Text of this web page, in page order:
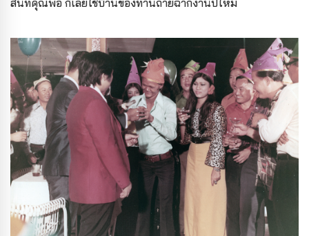
สนิทคุณพ่อ ก็เลยใช้บ้านของท่านถ่ายฉากงานปีใหม่